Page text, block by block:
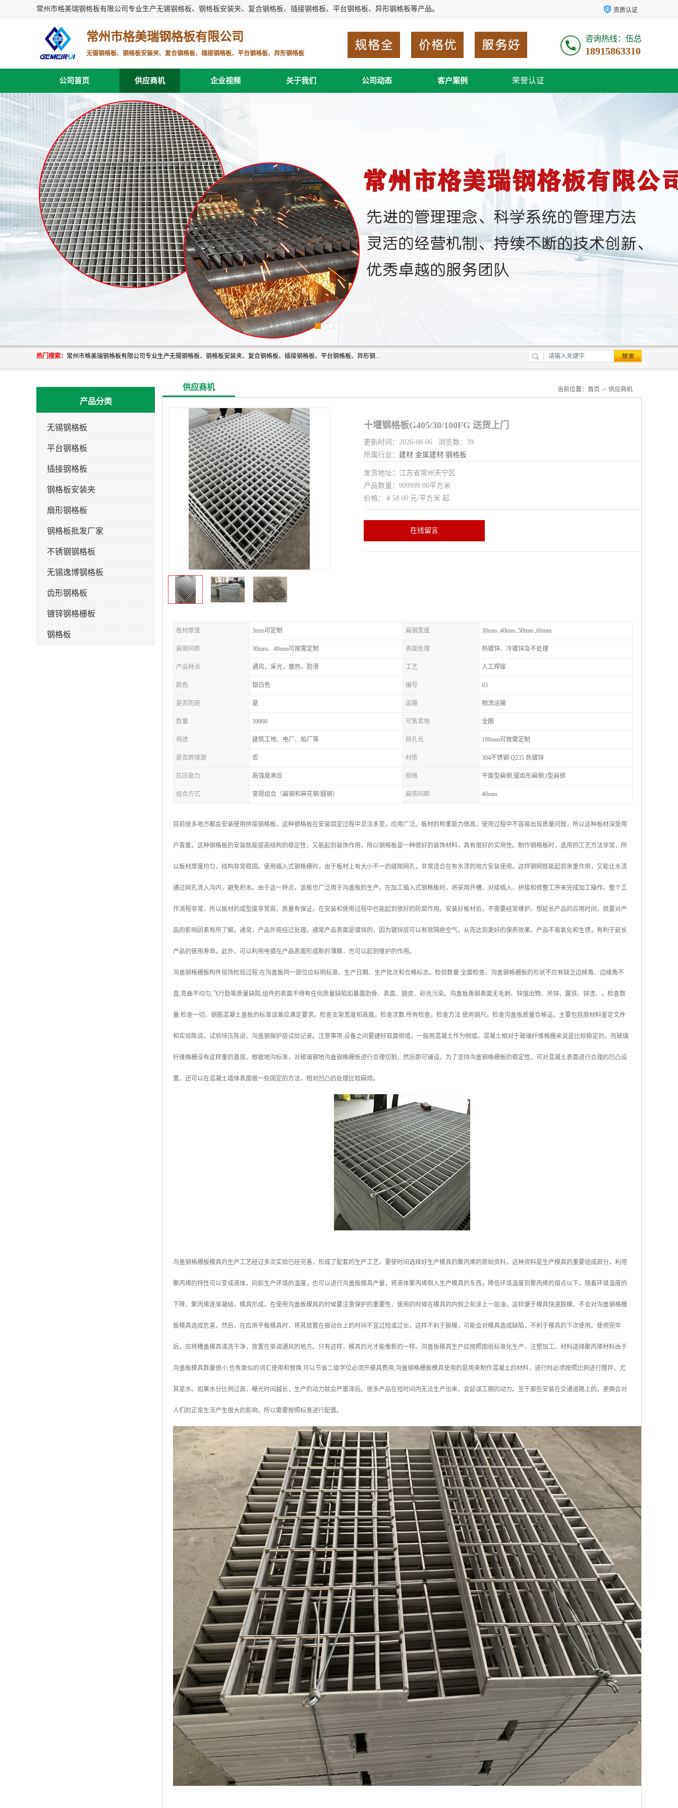
常州市格美瑞钢格板有限公司专业生产无锡钢格板、钢格板安装夹、复合钢格板、插接钢格板、平台钢格板、异形钢格板等产品。 资质认证
常州市格美瑞钢格板有限公司
无锡钢格板、钢格板安装夹、复合钢格板、插接钢格板、平台钢格板、异形钢格板
咨询热线：伍总
18915863310
公司首页 供应商机 企业视频 关于我们 公司动态 客户案例 荣誉认证
热门搜索： 常州市格美瑞钢格板有限公司专业生产无锡钢格板、钢格板安装夹、复合钢格板、插接钢格板、平台钢格板、异形钢格板等产品。
产品分类
无锡钢格板
平台钢格板
插接钢格板
钢格板安装夹
扇形钢格板
钢格板批发厂家
不锈钢钢格板
无锡逸博钢格板
齿形钢格板
镀锌钢格栅板
钢格板
供应商机 当前位置： 首页 -> 供应商机
十堰钢格板G405/30/100FG 送货上门
更新时间：2026-08-06 浏览数：39
所属行业： 建材 金属建材 钢格板
发货地址：江苏省常州天宁区
产品数量：999999.00平方米
价格：￥ 58.00 元/平方米 起
在线留言
板材厚度 3mm可定制 扁钢宽度 30mm ,40mm ,50mm ,60mm
扁钢间距 30mm、40mm可按需定制 表面处理 热镀锌、冷镀锌及不处理
产品特点 通风，采光，散热，防滑 工艺 人工焊接
颜色 银白色 编号 03
是否防砸 是 运输 物流运输
数量 10000 可售卖地 全国
用途 建筑工地、电厂、船厂等 网孔长 100mm可按需定制
是否跨境源 否 材质 304不锈钢 Q235 热镀锌
抗压能力 高强度承压 规格 平面型扁钢,锯齿形扁钢,I型扁钢
组合方式 常规组合（扁钢和麻花钢/圆钢） 扁铁间距 40mm
目前很多地方都会安装使用拼接钢格板。这种钢格板在安装固定过程中灵活多变，应用广泛。板材的称重能力很高，使用过程中不容易出现质量问题，所以这种板材深受用
户喜爱。这种钢格板的安装既能提高结构的稳定性，又能起到装饰作用，所以钢格板是一种很好的装饰材料，具有很好的实用性。制作钢格板时，选用的工艺方法非常，所
以板材厚度均匀，结构非常稳固。使用插入式钢格栅时，由于板材上有大小不一的缝隙网孔，非常适合在有水渍的地方安装使用。这样钢网既能起到承重作用，又能让水渍
通过网孔流入沟内，避免积水。由于这一特点，该板也广泛用于沟盖板的生产。在加工插入式钢格板时，将采用开槽、对接插入、拼接和修整工序来完成加工操作。整个工
作流程非常，所以板材的成型度非常高，质量有保证。在安装和使用过程中也能起到很好的防腐作用。安装好板材后，不需要经常维护。想延长产品的应用时间，就要对产
品的影响因素有所了解。通常，产品外观经过处理。通常产品表面是镀锌的，因为镀锌层可以有效隔绝空气，从而达到更好的保养效果。产品不易氧化和生锈，有利于延长
产品的使用寿命。此外，可以利用电镀在产品表面形成新的薄膜，也可以起到维护的作用。
沟盖钢格栅板构件现场检验过程:在沟盖板同一部位应标明标准、生产日期、生产批次和合格标志。检验数量:全面检查、沟盖钢格栅板的形状不应有缺乏边掉角、边缘角不
直,弯曲不均匀,飞行肋等质量缺陷;组件的表面不得有任何质量缺陷如暴露肋骨、表面、脱皮、砂光污染。沟盖板角钢表面无毛刺、锌馏出物、吊锌、露铁、锌渣、。检查数
量:检查一切。钢筋混凝土盖板的标准误差应满足要求。检查支架宽度和高度。检查次数:所有检查。检查方法:使用钢尺。检查沟盖板质量合格证。主要包括原材料鉴定文件
和实验陈说、试验块压陈说、沟盖钢保护层试验记录。注意事项:设备之间要建好双面侧墙，一般用混凝土作为侧墙。混凝土相对于玻璃纤维格栅来说是比较稳定的，而玻璃
纤维格栅没有这样重的基层。根据地沟标准，对玻璃钢地沟盖钢格栅板进行合理切割，然后即可铺设。为了坚持沟盖钢格栅板的稳定性，可对混凝土表面进行合理的凹凸设
置。还可以在混凝土墙体表面做一些固定的方法，相对凹凸的处理比较麻烦。
沟盖钢格栅板模具的生产工艺经过多次实验已经完善，形成了配套的生产工艺，要使时间选择好生产模具的聚丙烯的原始资料，这种资料是生产模具的重要组成部分，利用
聚丙烯的特性可以变成液体，向前生产环境的温度，也可以进行沟盖板模具产量，将液体聚丙烯倒入生产模具的东西，降低环境温度到聚丙烯的熔点以下，随着环境温度的
下降，聚丙烯逐渐凝结，模具形成。在使用沟盖板模具的时候要注意保护的重要性，使用的时候在模具的内侧之前涂上一层油，这样便于模具快速脱模，不会对沟盖钢格栅
板模具造成危害，然后，在应用平板模具时，将其放置在振动台上的时间不宜过短或过长，这样不利于脱模，可能会对模具造成缺陷，不利于模具的下次使用。使用完毕
后，应将槽盖模具清洗干净，放置在单调通风的地方。只有这样，模具的光才能像新的一样。沟盖板模具生产应按照图纸标准化生产、注塑加工、材料选择聚丙烯材料由于
沟盖板模具数量很小,也有类似的词汇使用和替换,可以节省二级学位必须开模具费用,沟盖钢格栅板模具使用的是用来制作混凝土的材料，进行时必须按照比例进行搅拌，尤
其是水。如果水分比例过高，曝光时间越长，生产的动力就会严重滞后。很多产品在短时间内无法生产出来，会延误工期的动力。至于那些安装在交通道路上的，更换会对
人们的正常生活产生很大的影响，所以需要按照标准进行配置。